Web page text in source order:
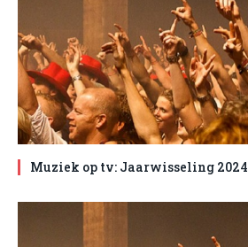
Muziek op tv: Jaarwisseling 2024